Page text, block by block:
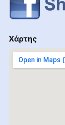
Χάρτης